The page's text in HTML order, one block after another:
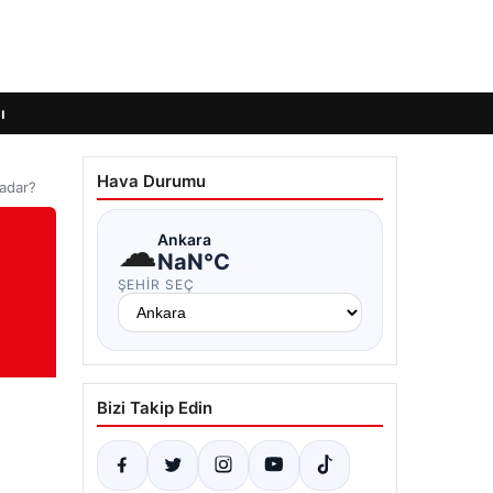
Hava Durumu
☁Ankara
NaN°C
ŞEHIR SEÇ
Bizi Takip Edin